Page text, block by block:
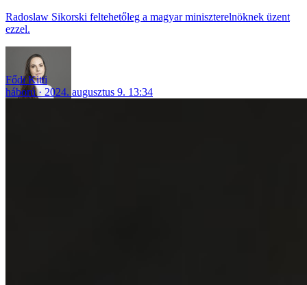
Radoslaw Sikorski feltehetőleg a magyar miniszterelnöknek üzent
ezzel.
Fődi Kitti
háború
2024. augusztus 9. 13:34